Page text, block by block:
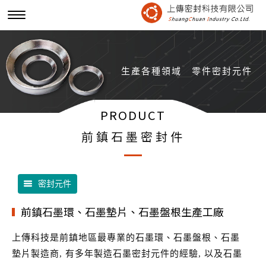
生產各種領域 零件密封元件
PRODUCT
前鎮石墨密封件
密封元件
前鎮石墨環、石墨墊片、石墨盤根生產工廠
上傳科技是前鎮地區最專業的石墨環、石墨盤根、石墨
墊片製造商, 有多年製造石墨密封元件的經驗, 以及石墨